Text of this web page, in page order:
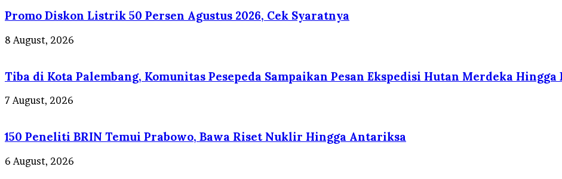
Promo Diskon Listrik 50 Persen Agustus 2026, Cek Syaratnya
8 August, 2026
Tiba di Kota Palembang, Komunitas Pesepeda Sampaikan Pesan Ekspedisi Hutan Merdeka
7 August, 2026
150 Peneliti BRIN Temui Prabowo, Bawa Riset Nuklir Hingga Antariksa
6 August, 2026